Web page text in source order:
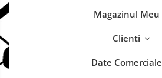
Magazinul Meu
Clienti
Date Comerciale